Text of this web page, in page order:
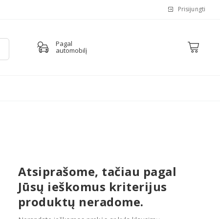
Prisijungti
Pagal
automobilį
Atsiprašome, tačiau pagal
Jūsų ieškomus kriterijus
produktų neradome.